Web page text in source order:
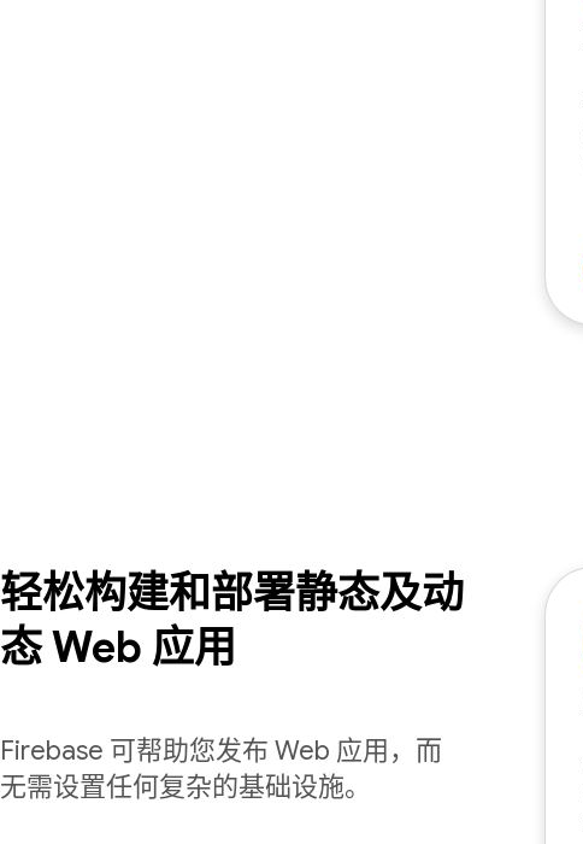
轻松构建和部署静态及动
态 Web 应用
Firebase 可帮助您发布 Web 应用，而
无需设置任何复杂的基础设施。